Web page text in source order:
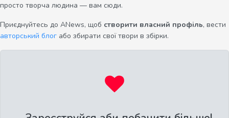
просто творча людина — вам сюди.
Приєднуйтесь до ANews, щоб створити власний профіль, вести
авторський блог або збирати свої твори в збірки.